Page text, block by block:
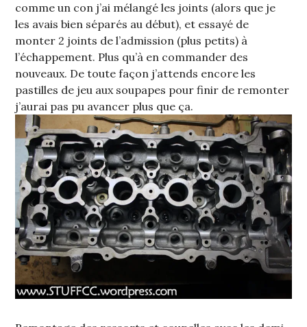
comme un con j’ai mélangé les joints (alors que je
les avais bien séparés au début), et essayé de
monter 2 joints de l’admission (plus petits) à
l’échappement. Plus qu’à en commander des
nouveaux. De toute façon j’attends encore les
pastilles de jeu aux soupapes pour finir de remonter
j’aurai pas pu avancer plus que ça.